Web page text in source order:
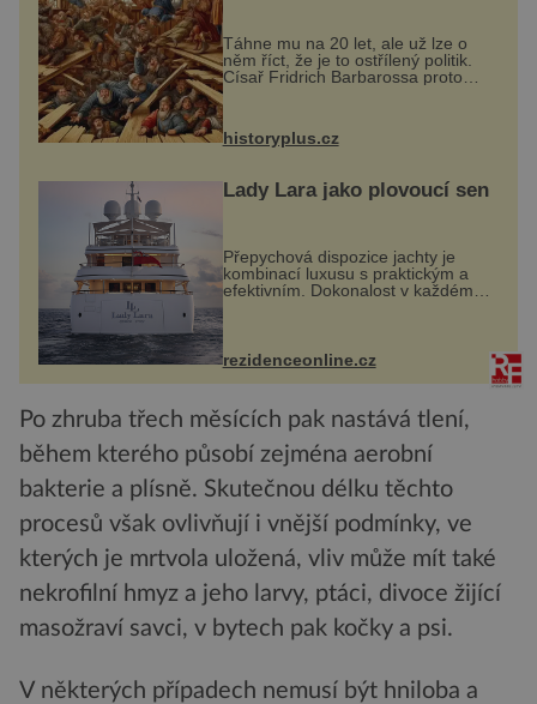
Táhne mu na 20 let, ale už lze o
něm říct, že je to ostřílený politik.
Císař Fridrich Barbarossa proto
posílá svého syna a dědice
Jindřicha VI. do Erfurtu, aby se stal
prostředníkem při řešení sporu m...
historyplus.cz
Lady Lara jako plovoucí sen
Přepychová dispozice jachty je
kombinací luxusu s praktickým a
efektivním. Dokonalost v každém
detailu představuje značka Fendi
Casa, kterou byly vybaveny její
paluby. Monacký přístav nabízí
každoročn...
rezidenceonline.cz
Po zhruba třech měsících pak nastává tlení,
během kterého působí zejména aerobní
bakterie a plísně. Skutečnou délku těchto
procesů však ovlivňují i vnější podmínky, ve
kterých je mrtvola uložená, vliv může mít také
nekrofilní hmyz a jeho larvy, ptáci, divoce žijící
masožraví savci, v bytech pak kočky a psi.
V některých případech nemusí být hniloba a